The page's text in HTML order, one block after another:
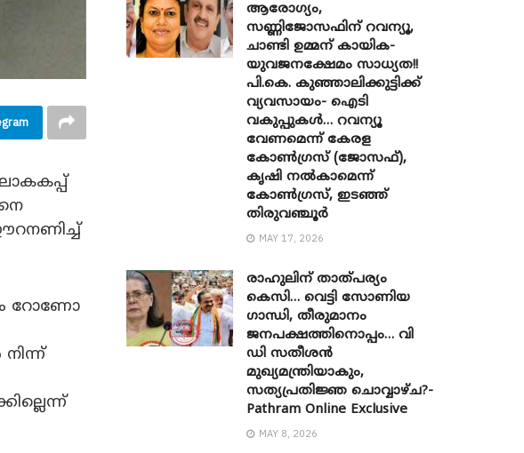
റോണോ
ആരോഗ്യം,
സണ്ണിജോസഫിന് റവന്യൂ,
ചാണ്ടി ഉമ്മന് കായിക-
യുവജനക്ഷേമം സാധ്യത!!
പി.കെ. കുഞ്ഞാലിക്കുട്ടിക്ക്
വ്യവസായം- ഐടി
വകുപ്പുകൾ… റവന്യൂ
വേണമെന്ന് കേരള
കോൺഗ്രസ് (ജോസഫ്),
കൃഷി നൽകാമെന്ന്
കോൺഗ്രസ്, ഇടഞ്ഞ്
തിരുവഞ്ചൂർ
MAY 17, 2026
രാഹുലിന് താത്പര്യം
കെസി… വെട്ടി സോണിയ ​
ഗാന്ധി, തീരുമാനം
ജനപക്ഷത്തിനൊപ്പം… വി
ഡി സതീശൻ
മുഖ്യമന്ത്രിയാകും,
സത്യപ്രതിജ്ഞ ചൊവ്വാഴ്ച?-
Pathram Online Exclusive
MAY 8, 2026